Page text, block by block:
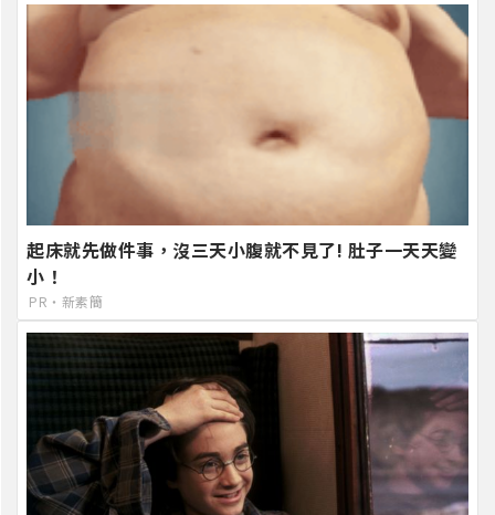
起床就先做件事，沒三天小腹就不見了! 肚子一天天變
小！
PR・新素簡